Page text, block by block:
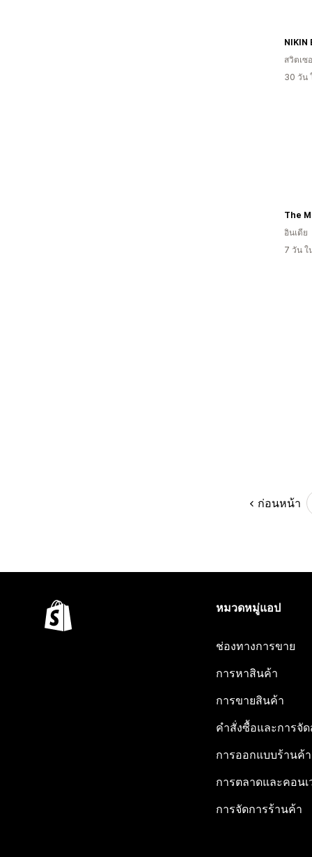
NIKIN
สวิตเซ
30 วัน
The
อินเดีย
7 วัน ใ
ก่อนหน้า
หมวดหมู่แอป
ช่องทางการขาย
การหาสินค้า
การขายสินค้า
คำสั่งซื้อและการจัด
การออกแบบร้านค้า
การตลาดและคอน
การจัดการร้านค้า